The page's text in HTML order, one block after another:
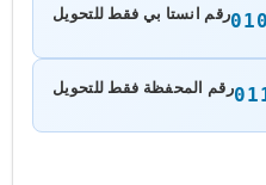
رقم انستا بي فقط للتحويل
رقم المحفظة فقط للتحويل